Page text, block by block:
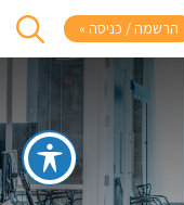
הרשמה / כניסה »